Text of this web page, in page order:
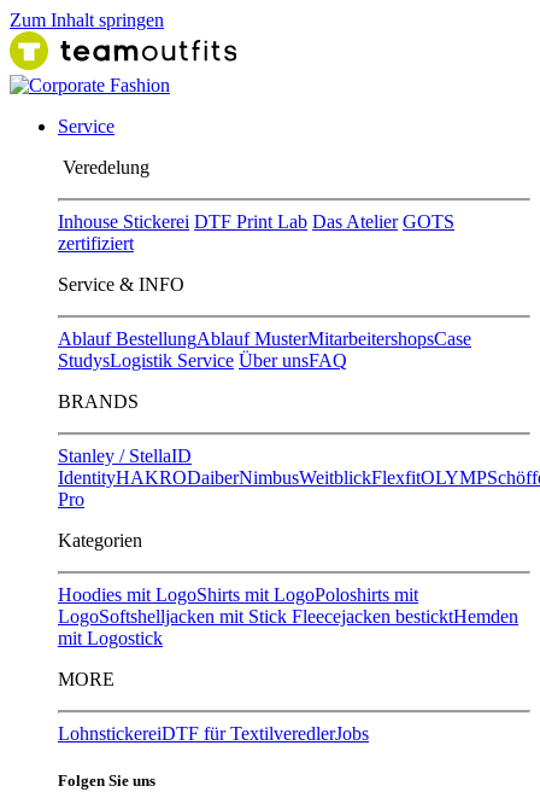
Zum Inhalt springen
Service
Ver​edelung
Inhouse Stickerei DTF Print Lab Das Atelier GOTS
zertifiziert
Service & INFO
Ablauf BestellungAblauf MusterMitarbeitershopsCase
StudysLogistik Service Über unsFAQ
BRANDS
Stanley / StellaID
IdentityHAKRODaiberNimbusWeitblickFlexfitOLYMP
Pro
Kategorien
Hoodies mit LogoShirts mit LogoPoloshirts mit
LogoSoftshelljacken mit Stick Fleecejacken besticktHemden
mit Logostick
MORE
LohnstickereiDTF für TextilveredlerJobs
Folgen Sie uns